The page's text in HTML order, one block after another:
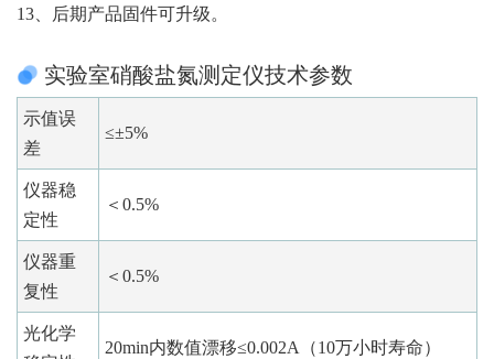
13、后期产品固件可升级。
实验室硝酸盐氮测定仪技术参数
示值误
差
≤±5%
仪器稳
定性
＜0.5%
仪器重
复性
＜0.5%
光化学
20min内数值漂移≤0.002A（10万小时寿命）